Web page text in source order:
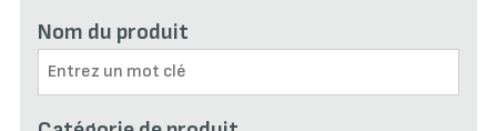
Nom du produit